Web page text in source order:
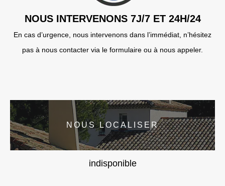
NOUS INTERVENONS 7J/7 ET 24H/24
En cas d’urgence, nous intervenons dans l’immédiat, n’hésitez
pas à nous contacter via le formulaire ou à nous appeler.
NOUS LOCALISER
indisponible